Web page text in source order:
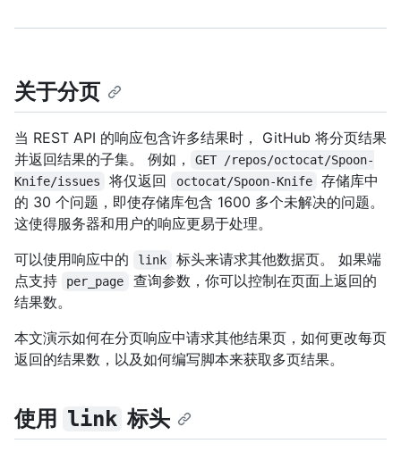
关于分页
当 REST API 的响应包含许多结果时， GitHub 将分页结果
并返回结果的子集。 例如，
GET /repos/octocat/Spoon-
Knife/issues
将仅返回 octocat/Spoon-Knife
存储库中
的 30 个问题，即使存储库包含 1600 多个未解决的问题。
这使得服务器和用户的响应更易于处理。
可以使用响应中的
link
标头来请求其他数据页。 如果端
点支持
per_page
查询参数，你可以控制在页面上返回的
结果数。
本文演示如何在分页响应中请求其他结果页，如何更改每页
返回的结果数，以及如何编写脚本来获取多页结果。
使用 link 标头